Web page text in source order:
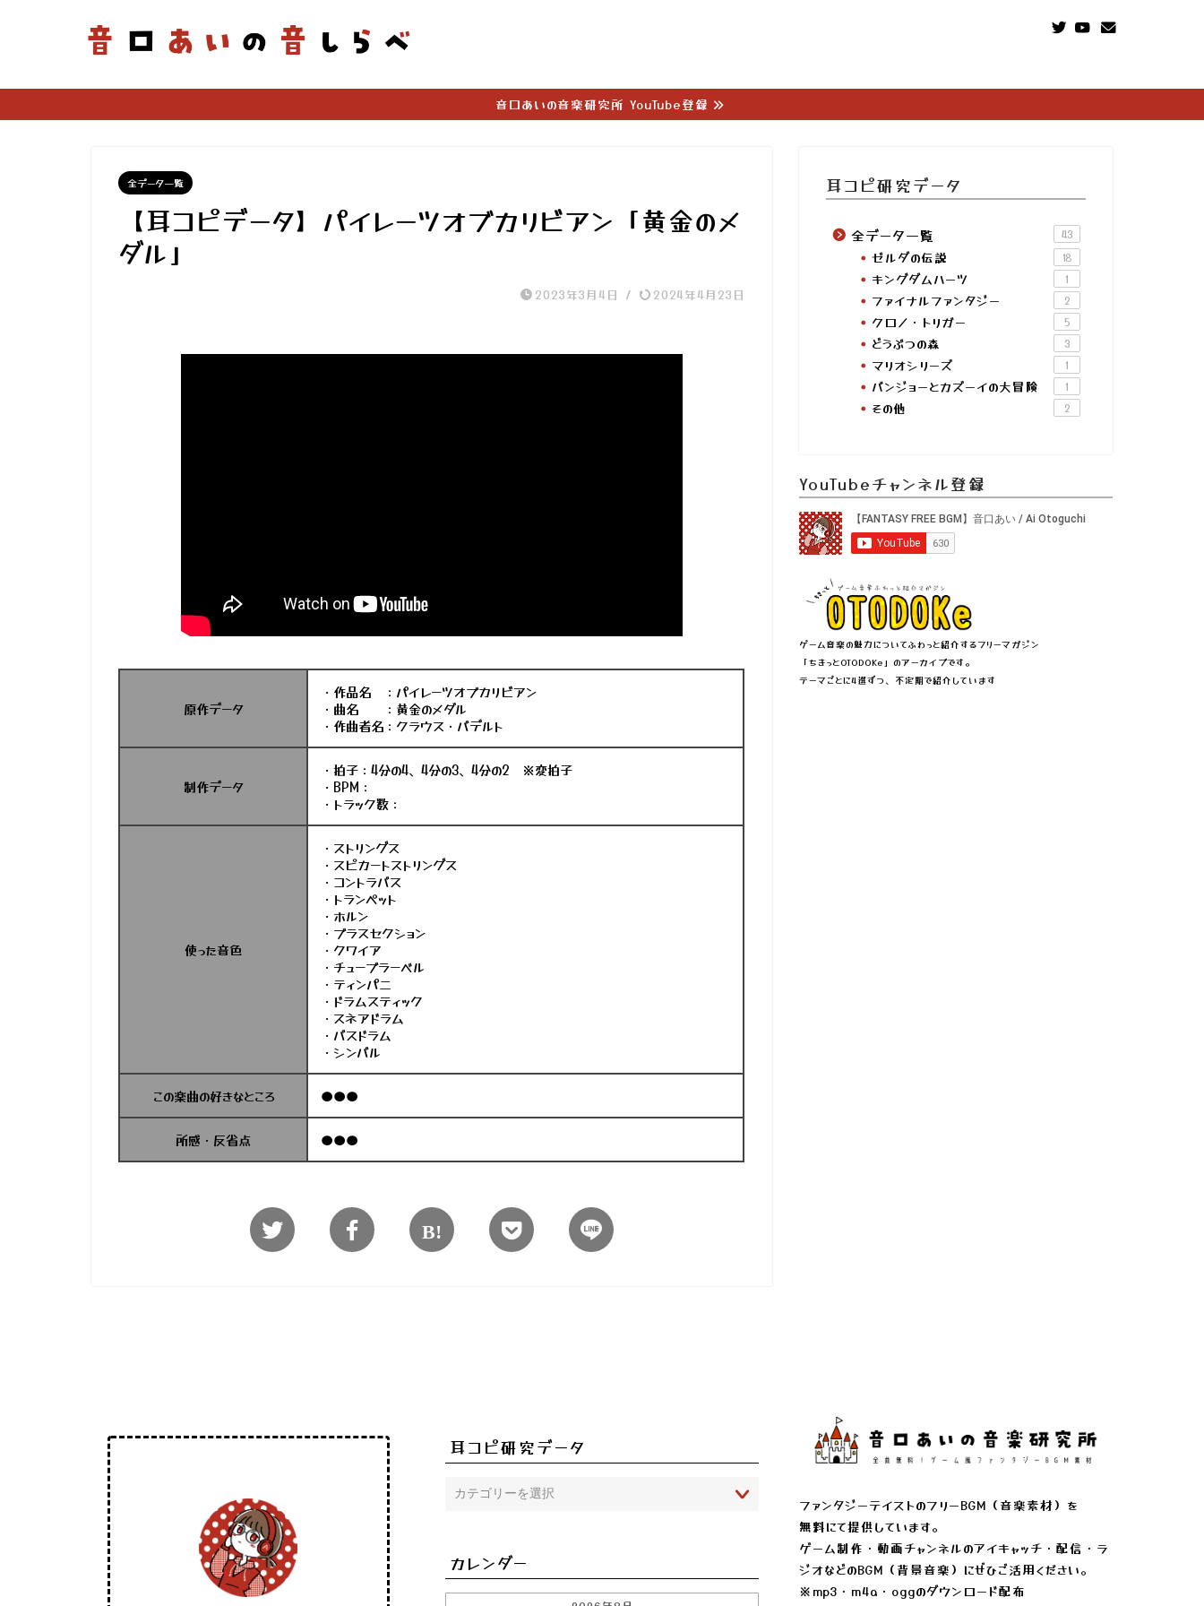
音口あいの音楽研究所 YouTube登録
全データ一覧
【耳コピデータ】パイレーツオブカリビアン「黄金のメ
ダル」
2023年3月4日 / 2024年4月23日
原作データ
・作品名 ：パイレーツオブカリビアン
・曲名 ：黄金のメダル
・作曲者名：クラウス・バデルト
制作データ
・拍子：4分の4、4分の3、4分の2 ※変拍子
・BPM：
・トラック数：
使った音色
・ストリングス
・スピカートストリングス
・コントラバス
・トランペット
・ホルン
・ブラスセクション
・クワイア
・チューブラーベル
・ティンパニ
・ドラムスティック
・スネアドラム
・バスドラム
・シンバル
この楽曲の好きなところ ●●●
所感・反省点 ●●●
耳コピ研究データ
全データ一覧 43
ゼルダの伝説 18
キングダムハーツ 1
ファイナルファンタジー 2
クロノ・トリガー 5
どうぶつの森 3
マリオシリーズ 1
バンジョーとカズーイの大冒険 1
その他 2
YouTubeチャンネル登録
ゲーム音楽の魅力についてふわっと紹介するフリーマガジン
「ちきっとOTODOKe」のアーカイブです。
テーマごとに4選ずつ、不定期で紹介しています
耳コピ研究データ
カレンダー
ファンタジーテイストのフリーBGM（音楽素材）を
無料にて提供しています。
ゲーム制作・動画チャンネルのアイキャッチ・配信・ラ
ジオなどのBGM（背景音楽）にぜひご活用ください。
※mp3・m4a・oggのダウンロード配布